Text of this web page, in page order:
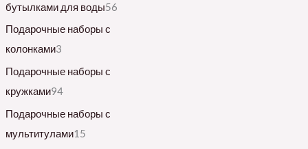
бутылками для воды56
Подарочные наборы с
колонками3
Подарочные наборы с
кружками94
Подарочные наборы с
мультитулами15